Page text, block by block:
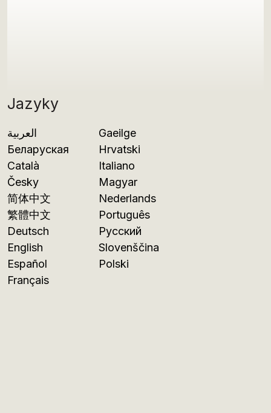
Jazyky
العربية
Беларуская
Català
Česky
简体中文
繁體中文
Deutsch
English
Español
Français
Gaeilge
Hrvatski
Italiano
Magyar
Nederlands
Português
Русский
Slovenščina
Polski